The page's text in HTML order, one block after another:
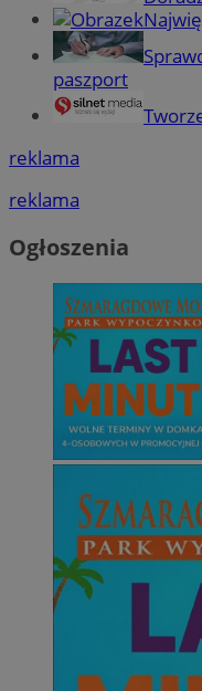
paszport
reklama
reklama
Ogłoszenia